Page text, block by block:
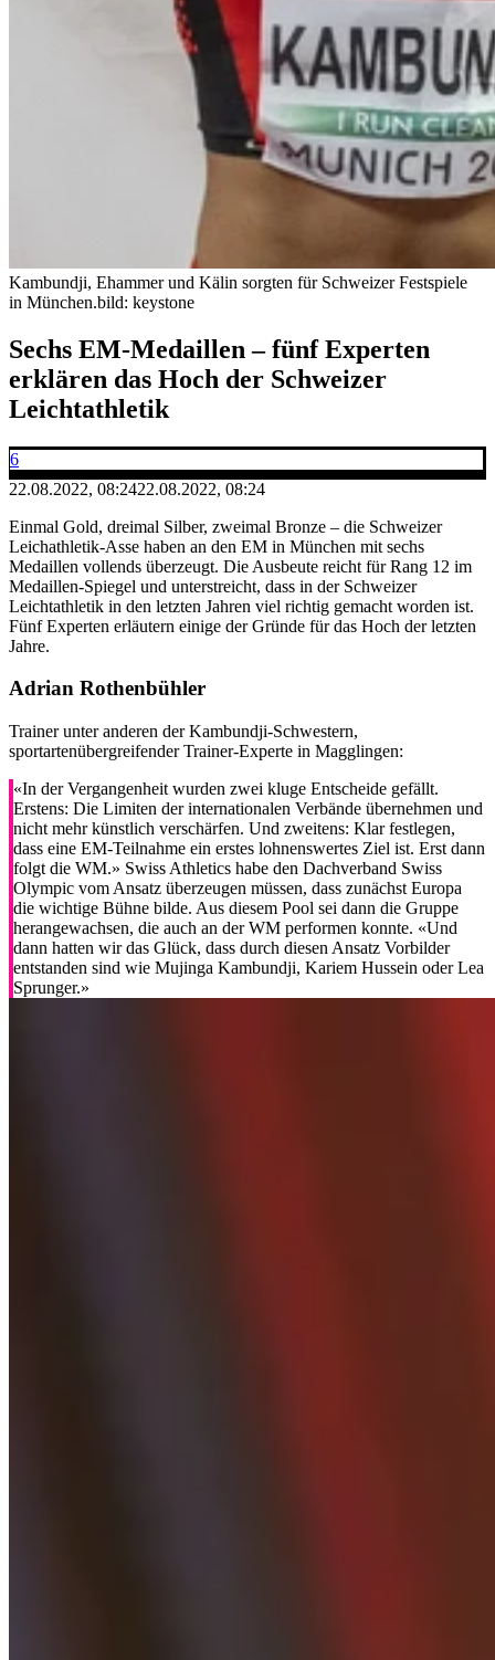
Kambundji, Ehammer und Kälin sorgten für Schweizer Festspiele
in München.bild: keystone
Sechs EM-Medaillen – fünf Experten
erklären das Hoch der Schweizer
Leichtathletik
6
22.08.2022, 08:2422.08.2022, 08:24
Einmal Gold, dreimal Silber, zweimal Bronze – die Schweizer
Leichathletik-Asse haben an den EM in München mit sechs
Medaillen vollends überzeugt. Die Ausbeute reicht für Rang 12 im
Medaillen-Spiegel und unterstreicht, dass in der Schweizer
Leichtathletik in den letzten Jahren viel richtig gemacht worden ist.
Fünf Experten erläutern einige der Gründe für das Hoch der letzten
Jahre.
Adrian Rothenbühler
Trainer unter anderen der Kambundji-Schwestern,
sportartenübergreifender Trainer-Experte in Magglingen:
«In der Vergangenheit wurden zwei kluge Entscheide gefällt.
Erstens: Die Limiten der internationalen Verbände übernehmen und
nicht mehr künstlich verschärfen. Und zweitens: Klar festlegen,
dass eine EM-Teilnahme ein erstes lohnenswertes Ziel ist. Erst dann
folgt die WM.» Swiss Athletics habe den Dachverband Swiss
Olympic vom Ansatz überzeugen müssen, dass zunächst Europa
die wichtige Bühne bilde. Aus diesem Pool sei dann die Gruppe
herangewachsen, die auch an der WM performen konnte. «Und
dann hatten wir das Glück, dass durch diesen Ansatz Vorbilder
entstanden sind wie Mujinga Kambundji, Kariem Hussein oder Lea
Sprunger.»